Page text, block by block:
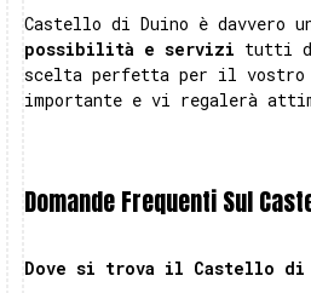
Castello di Duino è davvero
possibilità e servizi tutti
scelta perfetta per il vostro
importante e vi regalerà
Domande Frequenti Sul
Dove si trova il Castello di